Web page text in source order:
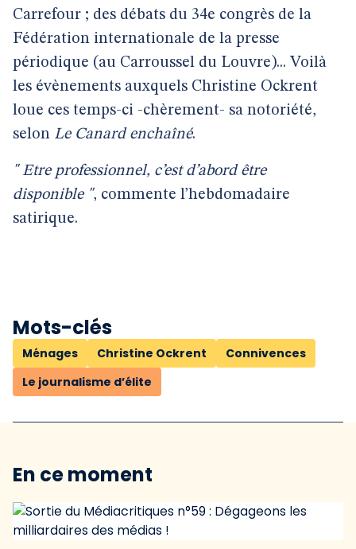
Carrefour ; des débats du 34e congrès de la
Fédération internationale de la presse
périodique (au Carroussel du Louvre)... Voilà
les évènements auxquels Christine Ockrent
loue ces temps-ci -chèrement- sa notoriété,
selon Le Canard enchaîné.
" Etre professionnel, c’est d’abord être
disponible ", commente l’hebdomadaire
satirique.
Mots-clés
Ménages Christine Ockrent
Connivences
Le journalisme d’élite
En ce moment